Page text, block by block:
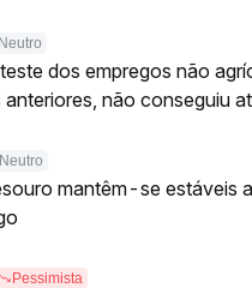
Neutro
dos empregos não
não conseguiu
Neutro
mantêm-se
Pessimista